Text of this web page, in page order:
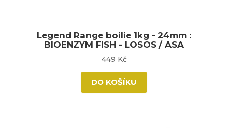
Legend Range boilie 1kg - 24mm :
BIOENZYM FISH - LOSOS / ASA
449 Kč
DO KOŠÍKU